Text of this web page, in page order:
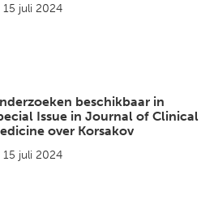
15 juli 2024
beschikbaar in
Issue in Journal of Clinical
over Korsakov
15 juli 2024